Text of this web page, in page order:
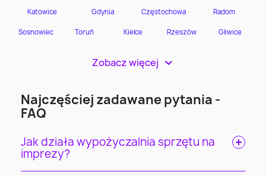
Zobacz więcej >
Najczęściej zadawane pytania -
FAQ
Jak działa wypożyczalnia sprzętu na
imprezy?